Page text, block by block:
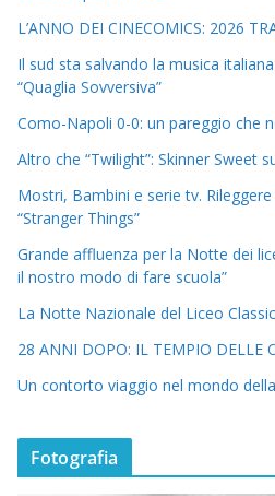
L’ANNO DEI CINECOMICS: 2026
Il sud sta salvando la musica
“Quaglia Sovversiva”
Como-Napoli 0-0: un pareggio che
Altro che “Twilight”: Skinner Sweet
Mostri, Bambini e serie tv. Rileggere
“Stranger Things”
Grande affluenza per la Notte dei
il nostro modo di fare scuola”
La Notte Nazionale del Liceo
28 ANNI DOPO: IL TEMPIO DELLE
Un contorto viaggio nel mondo
Fotografia